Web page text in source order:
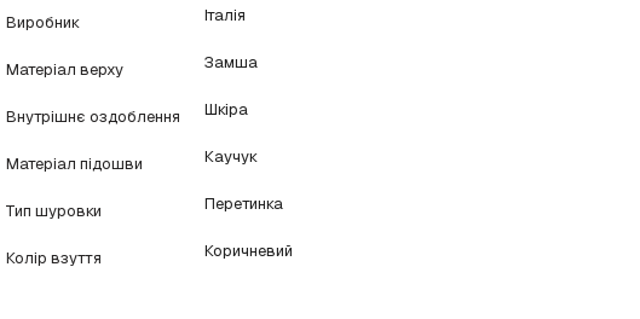
Виробник Італія
Матеріал верху Замша
Внутрішнє оздоблення Шкіра
Матеріал підошви Каучук
Тип шуровки Перетинка
Колір взуття Коричневий